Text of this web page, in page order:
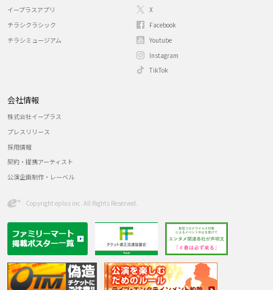
イープラスアプリ
チラシクラシック
チラシミュージアム
X
Facebook
Youtube
Instagram
TikTok
会社情報
株式会社イープラス
プレスリリース
採用情報
契約・提携アーティスト
公演企画制作・レーベル
Copyright eplus inc. All Rights Reserved.